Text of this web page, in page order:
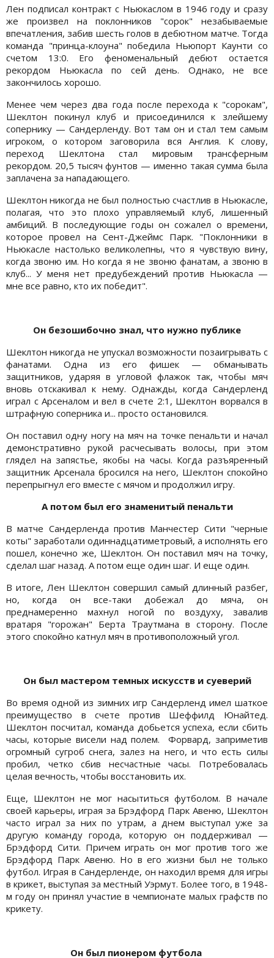
Лен подписал контракт с Ньюкаслом в 1946 году и сразу
же произвел на поклонников "сорок" незабываемые
впечатления, забив шесть голов в дебютном матче. Тогда
команда "принца-клоуна" победила Ньюпорт Каунти со
счетом 13:0. Его феноменальный дебют остается
рекордом Ньюкасла по сей день. Однако, не все
закончилось хорошо.
Менее чем через два года после перехода к "сорокам",
Шеклтон покинул клуб и присоединился к злейшему
сопернику — Сандерленду. Вот там он и стал тем самым
игроком, о котором заговорила вся Англия. К слову,
переход Шеклтона стал мировым трансферным
рекордом. 20,5 тысяч фунтов — именно такая сумма была
заплачена за нападающего.
Шеклтон никогда не был полностью счастлив в Ньюкасле,
полагая, что это плохо управляемый клуб, лишенный
амбиций. В последующие годы он сожалел о времени,
которое провел на Сент-Джеймс Парк. "Поклонники в
Ньюкасле настолько великолепны, что я чувствую вину,
когда звоню им. Но когда я не звоню фанатам, а звоню в
клуб... У меня нет предубеждений против Ньюкасла —
мне все равно, кто их победит".
Он безошибочно знал, что нужно публике
Шеклтон никогда не упускал возможности позаигрывать с
фанатами. Одна из его фишек — обманывать
защитников, ударяя в угловой флажок так, чтобы мяч
вновь отскакивал к нему. Однажды, когда Сандерленд
играл с Арсеналом и вел в счете 2:1, Шеклтон ворвался в
штрафную соперника и... просто остановился.
Он поставил одну ногу на мяч на точке пенальти и начал
демонстративно рукой расчесывать волосы, при этом
глядел на запястье, якобы на часы. Когда разъяренный
защитник Арсенала бросился на него, Шеклтон спокойно
перепрыгнул его вместе с мячом и продолжил игру.
А потом был его знаменитый пенальти
В матче Сандерленда против Манчестер Сити "черные
коты" заработали одиннадцатиметровый, а исполнять его
пошел, конечно же, Шеклтон. Он поставил мяч на точку,
сделал шаг назад. А потом еще один шаг. И еще один.
В итоге, Лен Шеклтон совершил самый длинный разбег,
но, когда он все-таки добежал до мяча, он
преднамеренно махнул ногой по воздуху, завалив
вратаря "горожан" Берта Траутмана в сторону. После
этого спокойно катнул мяч в противоположный угол.
Он был мастером темных искусств и суеверий
Во время одной из зимних игр Сандерленд имел шаткое
преимущество в счете против Шеффилд Юнайтед.
Шеклтон посчитал, команда добьется успеха, если сбить
часы, которые висели над полем. Форвард, заприметив
огромный сугроб снега, залез на него, и что есть силы
пробил, четко сбив несчастные часы. Потребовалась
целая вечность, чтобы восстановить их.
Еще, Шеклтон не мог насытиться футболом. В начале
своей карьеры, играя за Брэдфорд Парк Авеню, Шеклтон
часто играл за них по утрам, а днем выступал уже за
другую команду города, которую он поддерживал —
Брэдфорд Сити. Причем играть он мог против того же
Брэдфорд Парк Авеню. Но в его жизни был не только
футбол. Играя в Сандерленде, он находил время для игры
в крикет, выступая за местный Уэрмут. Более того, в 1948-
м году он принял участие в чемпионате малых графств по
крикету.
Он был пионером футбола